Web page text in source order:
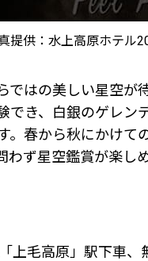
提供：水上高原ホテル
ではの美しい星空が
でき、白銀のゲレン
。春から秋にかけて
ず星空鑑賞が楽し
上毛高原」駅下車